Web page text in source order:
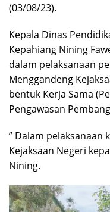
(03/08/23).
Kepala Dinas
Kepahiang Nining
dalam pelaksanaan
Menggandeng
bentuk Kerja Sama
Pengawasan
” Dalam pelaksanaan
Kejaksaan Negeri
Nining.